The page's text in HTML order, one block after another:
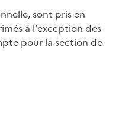
sont pris en
à l'exception des
pour la section de